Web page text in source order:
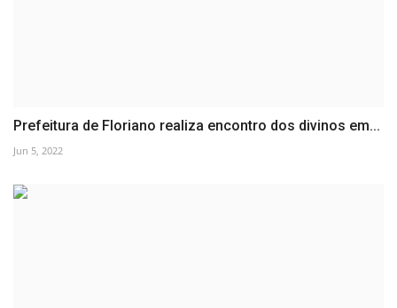
Prefeitura de Floriano realiza encontro dos divinos em...
Jun 5, 2022